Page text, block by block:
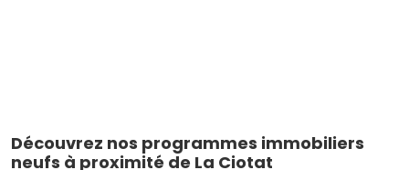
Découvrez nos programmes immobiliers
neufs à proximité de La Ciotat